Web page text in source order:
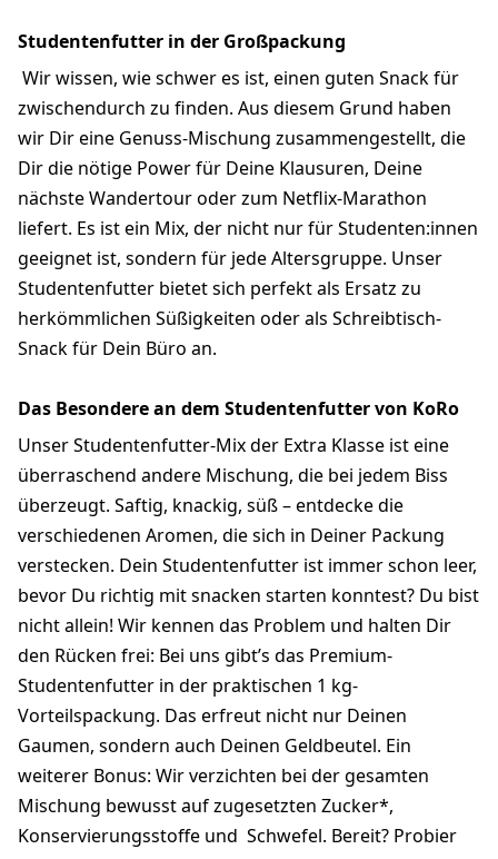
Studentenfutter in der Großpackung
Wir wissen, wie schwer es ist, einen guten Snack für
zwischendurch zu finden. Aus diesem Grund haben
wir Dir eine Genuss-Mischung zusammengestellt, die
Dir die nötige Power für Deine Klausuren, Deine
nächste Wandertour oder zum Netflix-Marathon
liefert. Es ist ein Mix, der nicht nur für Studenten:innen
geeignet ist, sondern für jede Altersgruppe. Unser
Studentenfutter bietet sich perfekt als Ersatz zu
herkömmlichen Süßigkeiten oder als Schreibtisch-
Snack für Dein Büro an.
Das Besondere an dem Studentenfutter von KoRo
Unser Studentenfutter-Mix der Extra Klasse ist eine
überraschend andere Mischung, die bei jedem Biss
überzeugt. Saftig, knackig, süß – entdecke die
verschiedenen Aromen, die sich in Deiner Packung
verstecken. Dein Studentenfutter ist immer schon leer,
bevor Du richtig mit snacken starten konntest? Du bist
nicht allein! Wir kennen das Problem und halten Dir
den Rücken frei: Bei uns gibt’s das Premium-
Studentenfutter in der praktischen 1 kg-
Vorteilspackung. Das erfreut nicht nur Deinen
Gaumen, sondern auch Deinen Geldbeutel. Ein
weiterer Bonus: Wir verzichten bei der gesamten
Mischung bewusst auf zugesetzten Zucker*,
Konservierungsstoffe und Schwefel. Bereit? Probier